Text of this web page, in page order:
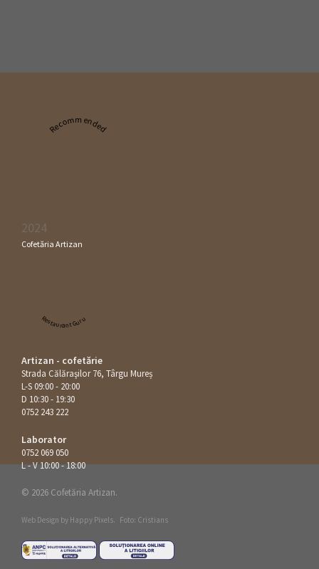
Recommended
2024
Cofetăria Artizan
Restaurant Guru
Artizan - cofetărie
Strada Călăraşilor 76, Târgu Mureș
L-S 09:00 - 20:00
D 10:30 - 19:30
0752 243 222
Laborator
0752 069 050
L - V 10:00 - 18:00
© 2026 Cofetăria Artizan.
Web Design by Happy Pixels. Foto: Cristians